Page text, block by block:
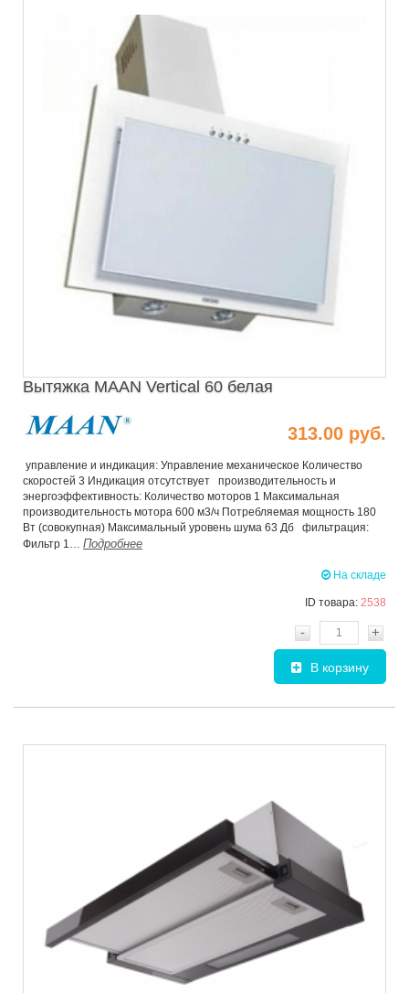
Вытяжка MAAN Vertical 60 белая
313.00 руб.
управление и индикация: Управление механическое Количество
скоростей 3 Индикация отсутствует производительность и
энергоэффективность: Количество моторов 1 Максимальная
производительность мотора 600 м3/ч Потребляемая мощность 180
Вт (совокупная) Максимальный уровень шума 63 Дб фильтрация:
Фильтр 1… Подробнее
На складе
ID товара: 2538
- +
В корзину